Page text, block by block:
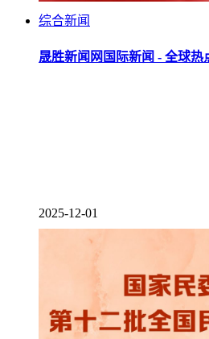
综合新闻
晟胜新闻网国际新闻 - 全球热
2025-12-01